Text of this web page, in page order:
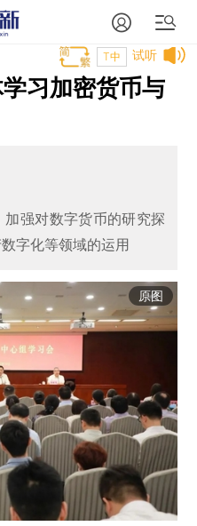
试听
T中
习加密货币与
强对数字货币的研究探
字化等领域的运用
原图